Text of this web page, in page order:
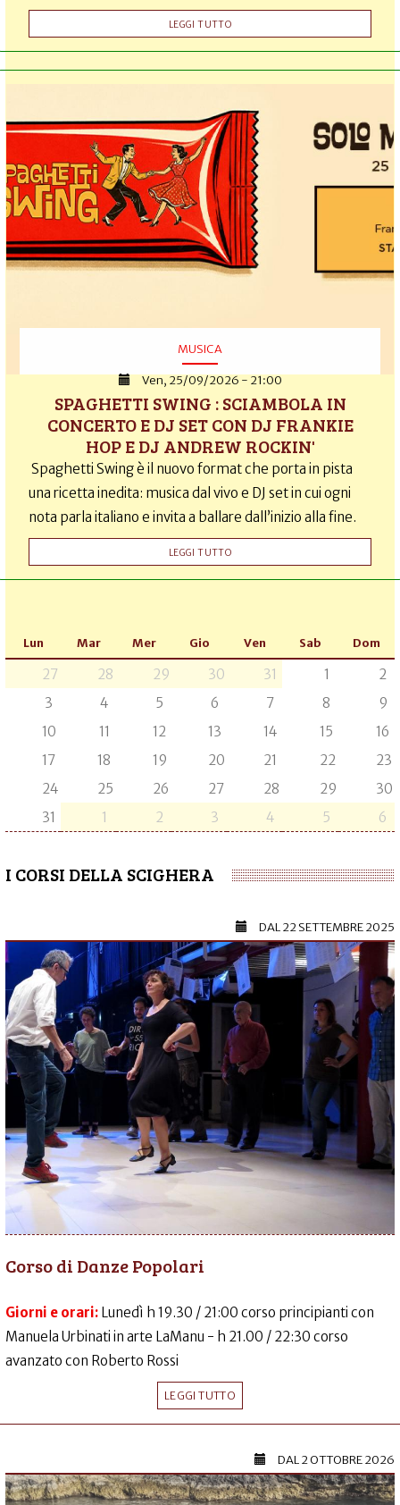
LEGGI TUTTO
MUSICA
Ven, 25/09/2026 - 21:00
SPAGHETTI SWING : SCIAMBOLA IN
CONCERTO E DJ SET CON DJ FRANKIE
HOP E DJ ANDREW ROCKIN'
Spaghetti Swing è il nuovo format che porta in pista
una ricetta inedita: musica dal vivo e DJ set in cui ogni
nota parla italiano e invita a ballare dall’inizio alla fine.
LEGGI TUTTO
Lun Mar Mer Gio Ven Sab Dom
27 28 29 30 31 1
2
3
4 5 6 7 8
9
10
11 12 13 14 15
16
17
18 19 20 21 22
23
24
25 26 27 28 29
30
31
1 2 3 4 5 6
I CORSI DELLA SCIGHERA
DAL22 SETTEMBRE 2025
Corso di Danze Popolari
Giorni e orari: Lunedì h 19.30 / 21:00 corso principianti con
Manuela Urbinati in arte LaManu - h 21.00 / 22:30 corso
avanzato con Roberto Rossi
LEGGI TUTTO
DAL2 OTTOBRE 2026